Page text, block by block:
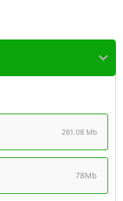
261.08 Mb
78Mb